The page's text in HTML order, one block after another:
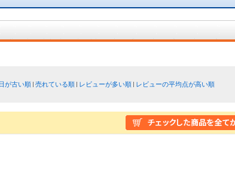
が古い順 売れている順 レビューが多い順
レビューの平均点が高い順